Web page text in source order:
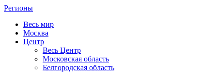
Регионы
Весь мир
Москва
Центр
Весь Центр
Московская область
Белгородская область